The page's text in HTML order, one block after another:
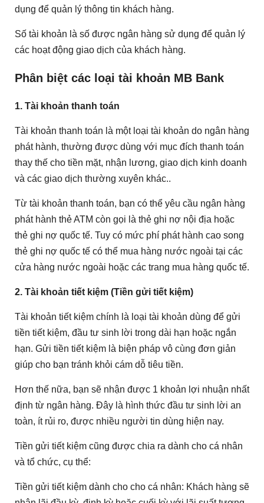
dụng để quản lý thông tin khách hàng.
Số tài khoản là số được ngân hàng sử dụng để quản lý
các hoạt động giao dịch của khách hàng.
Phân biệt các loại tài khoản MB Bank
1. Tài khoản thanh toán
Tài khoản thanh toán là một loại tài khoản do ngân hàng
phát hành, thường được dùng với mục đích thanh toán
thay thế cho tiền mặt, nhận lương, giao dịch kinh doanh
và các giao dịch thường xuyên khác..
Từ tài khoản thanh toán, bạn có thể yêu cầu ngân hàng
phát hành thẻ ATM còn gọi là thẻ ghi nợ nội địa hoặc
thẻ ghi nợ quốc tế. Tuy có mức phí phát hành cao song
thẻ ghi nợ quốc tế có thể mua hàng nước ngoài tại các
cửa hàng nước ngoài hoặc các trang mua hàng quốc tế.
2. Tài khoản tiết kiệm (Tiền gửi tiết kiệm)
Tài khoản tiết kiệm chính là loại tài khoản dùng để gửi
tiền tiết kiệm, đầu tư sinh lời trong dài hạn hoặc ngắn
hạn. Gửi tiền tiết kiệm là biện pháp vô cùng đơn giản
giúp cho bạn tránh khỏi cám dỗ tiêu tiền.
Hơn thế nữa, bạn sẽ nhận được 1 khoản lợi nhuận nhất
định từ ngân hàng. Đây là hình thức đầu tư sinh lời an
toàn, ít rủi ro, được nhiều người tin dùng hiện nay.
Tiền gửi tiết kiệm cũng được chia ra dành cho cá nhân
và tổ chức, cụ thể:
Tiền gửi tiết kiệm dành cho cho cá nhân: Khách hàng sẽ